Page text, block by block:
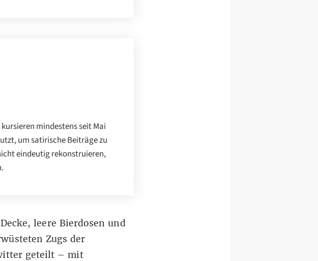
mindestens seit Mai
um satirische Beiträge zu
eindeutig rekonstruieren,
leere Bierdosen und
Zugs der
geteilt – mit